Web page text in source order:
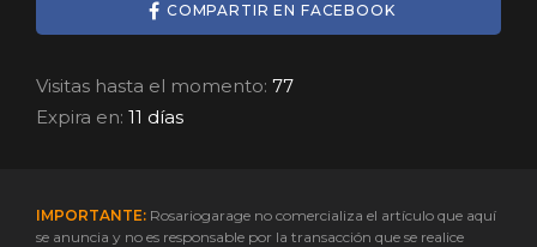
COMPARTIR EN FACEBOOK
Visitas hasta el momento: 77
Expira en: 11 días
IMPORTANTE: Rosariogarage no comercializa el artículo que aquí
se anuncia y no es responsable por la transacción que se realice